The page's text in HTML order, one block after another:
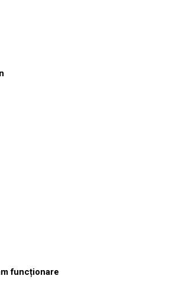
funcționare